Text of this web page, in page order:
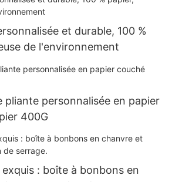
et durable, 100 %
de l'environnement
personnalisée en papier
400G
: boîte à bonbons en